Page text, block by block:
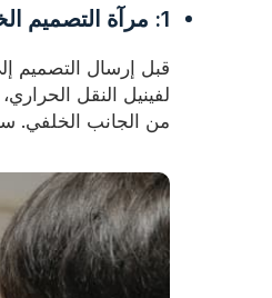
1: مرآة التصميم الخاص بك
قبل إرسال التصميم
لفينيل النقل
من الجانب الخلفي.